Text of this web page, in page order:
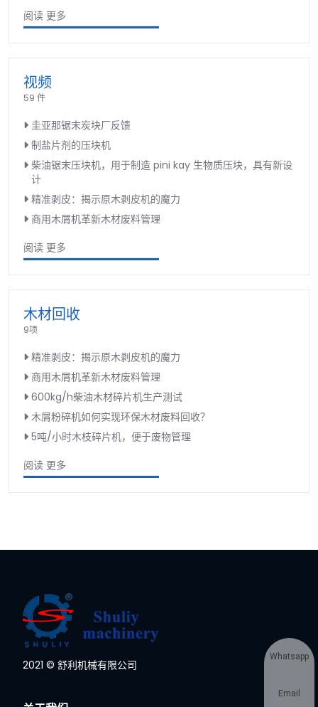
阅读 更多
视频
59 件
圭亚那锯末炭块厂反馈
制盐片剂的压块机
柴油锯末压块机，用于制造 pini kay 生物质压块，具有新设
计
精准剥皮：揭示原木剥皮机的魔力
商用木屑机革新木材废料管理
阅读 更多
木材回收
9项
精准剥皮：揭示原木剥皮机的魔力
商用木屑机革新木材废料管理
600kg/h柴油木材碎片机生产测试
木屑粉碎机如何实现环保木材废料回收？
5吨/小时木枝碎片机，便于废物管理
阅读 更多
2021 © 舒利机械有限公司
Whatsapp
Email